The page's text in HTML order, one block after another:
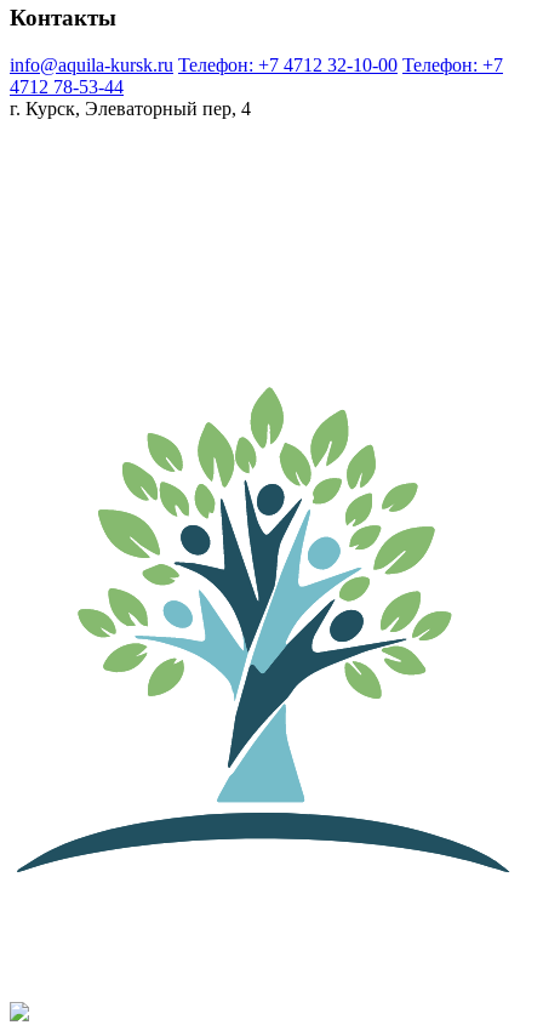
Контакты
info@aquila-kursk.ru Телефон: +7 4712 32-10-00 Телефон: +7
4712 78-53-44
г. Курск, Элеваторный пер, 4